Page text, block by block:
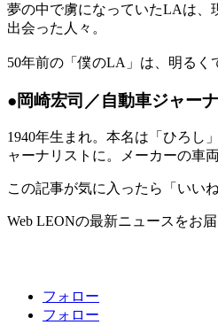
夢の中で虜になっていたLAは、
出会った人々。
50年前の「僕のLA」は、明るく
●岡崎宏司／自動車ジャー
1940年生まれ。本名は「ひろし
ャーナリストに。メーカーの車
この記事が気に入ったら「いい
Web LEONの最新ニュースをお届
フォロー
フォロー